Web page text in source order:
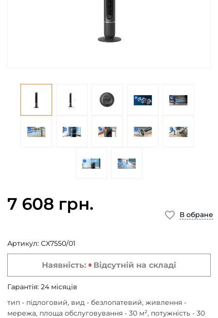
7 608 грн.
Артикул: CX7550/01
Наявність: Відсутній на складі
Гарантія: 24 місяців
тип - підлоговий, вид - безлопатевий, живлення -
мережа, площа обслуговування - 30 м², потужність - 30
В обране